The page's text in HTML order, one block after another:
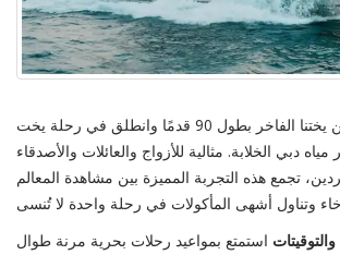
اصعد على متن يختنا الفاخر بطول 90 قدمًا وانطلق في رحلة يخت
دبي الخلابة. مثالية للأزواج والعائلات والأصدقاء
تجمع هذه التجربة المميزة بين مشاهدة المعالم
استمتع بمواعيد رحلات بحرية مرنة طوال